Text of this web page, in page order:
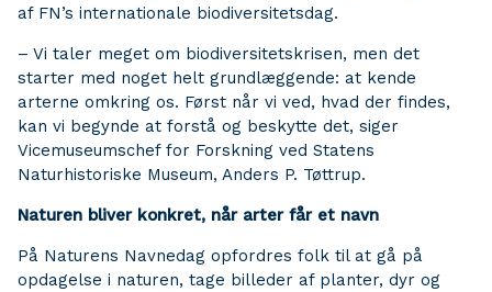
af FN’s internationale biodiversitetsdag.
– Vi taler meget om biodiversitetskrisen, men det
starter med noget helt grundlæggende: at kende
arterne omkring os. Først når vi ved, hvad der findes,
kan vi begynde at forstå og beskytte det, siger
Vicemuseumschef for Forskning ved Statens
Naturhistoriske Museum, Anders P. Tøttrup.
Naturen bliver konkret, når arter får et navn
På Naturens Navnedag opfordres folk til at gå på
opdagelse i naturen, tage billeder af planter, dyr og